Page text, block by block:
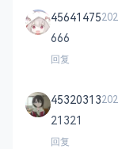
45641475
666
回复
45320313
21321
回复